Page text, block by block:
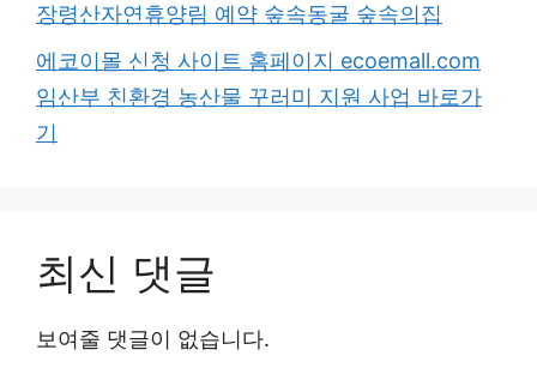
장령산자연휴양림 예약 숲속동굴 숲속의집
에코이몰 신청 사이트 홈페이지 ecoemall.com
임산부 친환경 농산물 꾸러미 지원 사업 바로가
기
최신 댓글
보여줄 댓글이 없습니다.